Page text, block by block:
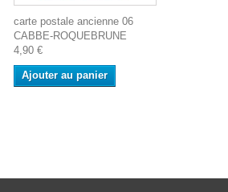
carte postale ancienne 06
CABBE-ROQUEBRUNE
4,90 €
Ajouter au panier